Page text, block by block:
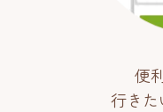
便
行きた